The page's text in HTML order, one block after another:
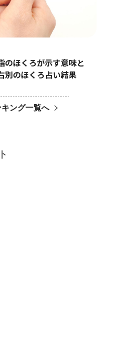
のほくろが示す意味と
別のほくろ占い結果
キング一覧へ